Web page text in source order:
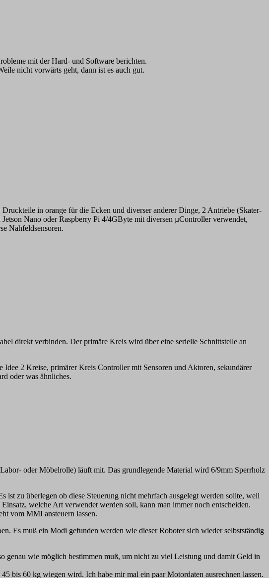
mit der Hard- und Software berichten.
nicht vorwärts geht, dann ist es auch gut.
in orange für die Ecken und diverser anderer Dinge, 2 Antriebe (Skater-
Nano oder Raspberry Pi 4/4GByte mit diversen µController verwendet,
Nahfeldsensoren.
direkt verbinden. Der primäre Kreis wird über eine serielle Schnittstelle an
2 Kreise, primärer Kreis Controller mit Sensoren und Aktoren, sekundärer
oder was ähnliches.
oder Möbelrolle) läuft mit. Das grundlegende Material wird 6/9mm Sperrholz
zu überlegen ob diese Steuerung nicht mehrfach ausgelegt werden sollte, weil
welche Art verwendet werden soll, kann man immer noch entscheiden.
vom MMI ansteuern lassen.
Es muß ein Modi gefunden werden wie dieser Roboter sich wieder selbstständig
genau wie möglich bestimmen muß, um nicht zu viel Leistung und damit Geld in
bis 60 kg wiegen wird. Ich habe mir mal ein paar Motordaten ausrechnen lassen.